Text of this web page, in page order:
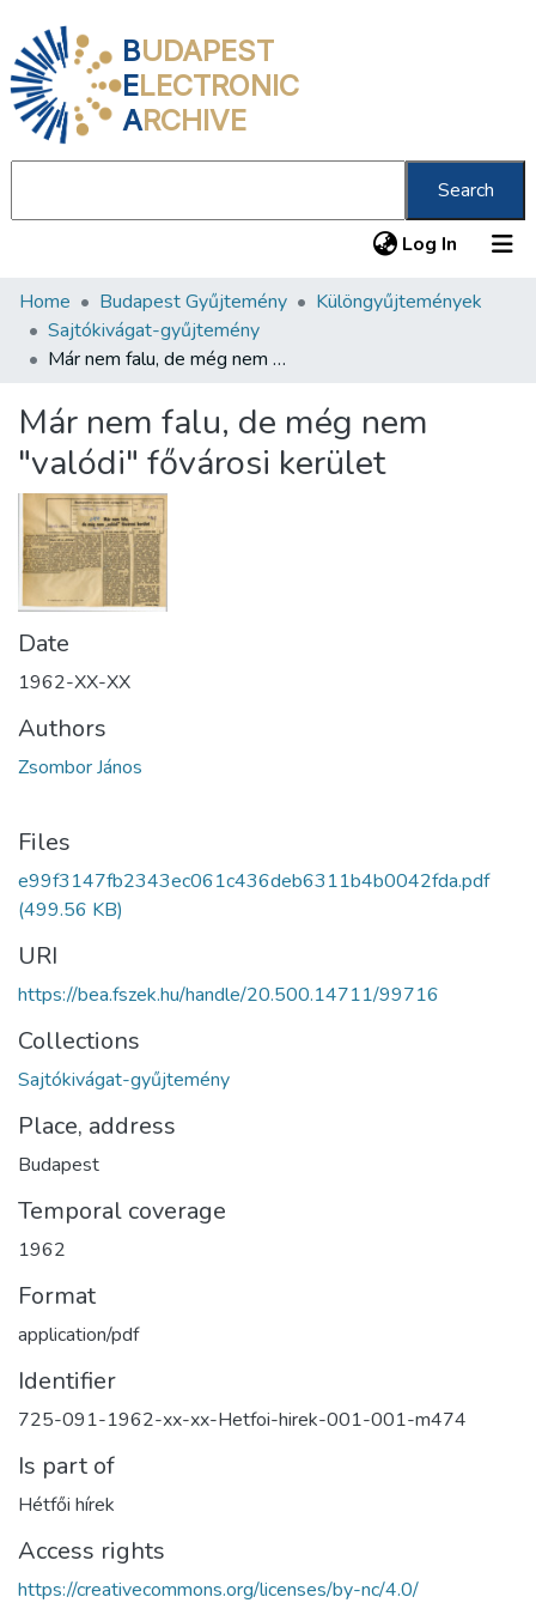
BUDAPEST
ELECTRONIC
ARCHIVE
Search
Log In (current)
Communities & Collections
All of DSpace
About us
Home Budapest Gyűjtemény
Különgyűjtemények
Sajtókivágat-gyűjtemény
Már nem falu, de még nem "valódi" fővárosi kerület
Már nem falu, de még nem
"valódi" fővárosi kerület
Date
1962-XX-XX
Authors
Zsombor János
Files
e99f3147fb2343ec061c436deb6311b4b0042fda.pdf
(499.56 KB)
URI
https://bea.fszek.hu/handle/20.500.14711/99716
Collections
Sajtókivágat-gyűjtemény
Place, address
Budapest
Temporal coverage
1962
Format
application/pdf
Identifier
725-091-1962-xx-xx-Hetfoi-hirek-001-001-m474
Is part of
Hétfői hírek
Access rights
https://creativecommons.org/licenses/by-nc/4.0/